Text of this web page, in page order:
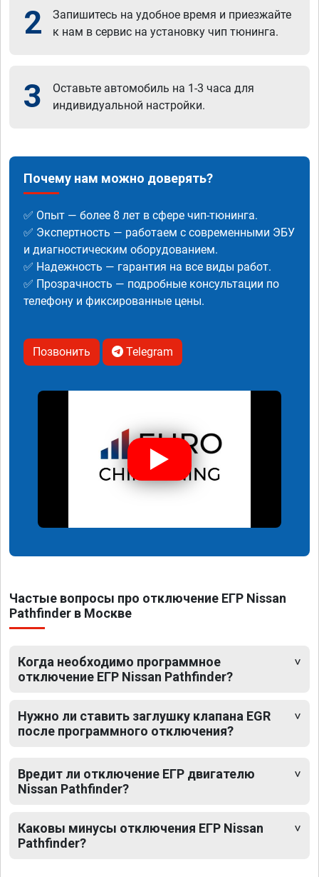
2
Запишитесь на удобное время и приезжайте
к нам в сервис на установку чип тюнинга.
3
Оставьте автомобиль на 1-3 часа для
индивидуальной настройки.
Почему нам можно доверять?
✅ Опыт — более 8 лет в сфере чип-тюнинга.
✅ Экспертность — работаем с современными ЭБУ
и диагностическим оборудованием.
✅ Надежность — гарантия на все виды работ.
✅ Прозрачность — подробные консультации по
телефону и фиксированные цены.
Позвонить Telegram
Частые вопросы про отключение ЕГР Nissan
Pathfinder в Москве
Когда необходимо программное
отключение ЕГР Nissan Pathfinder?
Нужно ли ставить заглушку клапана EGR
после программного отключения?
Вредит ли отключение ЕГР двигателю
Nissan Pathfinder?
Каковы минусы отключения ЕГР Nissan
Pathfinder?